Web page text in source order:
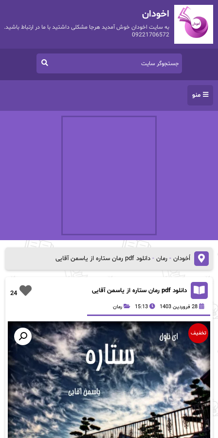
اخودان
به سایت اخودان خوش آمدید هرجا مشکلی داشتید با ما در ارتباط باشید.
09221706572
منو
اُخودان- رمان- دانلود pdf رمان ستاره از یاسمن آقایی
24 دانلود pdf رمان ستاره از یاسمن آقایی
28 فروردین 1403 15:13 رمان
تخفیف